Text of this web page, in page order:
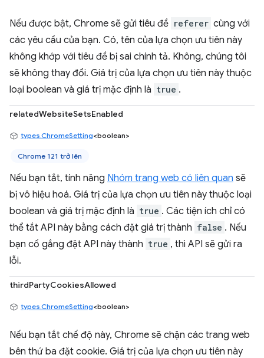
Nếu được bật, Chrome sẽ gửi tiêu đề referer cùng với
các yêu cầu của bạn. Có, tên của lựa chọn ưu tiên này
không khớp với tiêu đề bị sai chính tả. Không, chúng tôi
sẽ không thay đổi. Giá trị của lựa chọn ưu tiên này thuộc
loại boolean và giá trị mặc định là true .
relatedWebsiteSetsEnabled
types.ChromeSetting<boolean>
Chrome 121 trở lên
Nếu bạn tắt, tính năng Nhóm trang web có liên quan sẽ
bị vô hiệu hoá. Giá trị của lựa chọn ưu tiên này thuộc loại
boolean và giá trị mặc định là true . Các tiện ích chỉ có
thể tắt API này bằng cách đặt giá trị thành false . Nếu
bạn cố gắng đặt API này thành true , thì API sẽ gửi ra
lỗi.
thirdPartyCookiesAllowed
types.ChromeSetting<boolean>
Nếu bạn tắt chế độ này, Chrome sẽ chặn các trang web
bên thứ ba đặt cookie. Giá trị của lựa chọn ưu tiên này